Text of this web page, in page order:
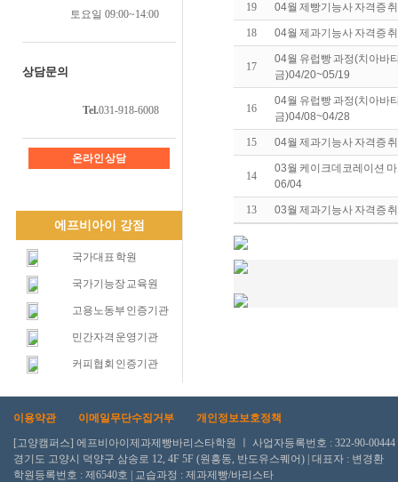
토요일 09:00~14:00
상담문의
Tel.031-918-6008
온라인 상담
에프비아이 강점
국가대표 학원
국가기능장 교육원
고용노동부 인증기관
민간자격 운영기관
커피협회 인증기관
19 04월 제빵기능사 자격증
18 04월 제과기능사 자격증
17
04월 유럽빵 과정(치아바
금)04/20~05/19
16
04월 유럽빵 과정(치아바
금)04/08~04/28
15 04월 제과기능사 자격증
14
03월 케이크데코레이션
06/04
13 03월 제과기능사 자격증
이용약관 이메일무단수집거부
개인정보보호정책
[고양캠퍼스] 에프비아이제과제빵바리스타학원 ㅣ 사업자등록번호 : 322-90-00444
경기도 고양시 덕양구 삼송로 12, 4F 5F (원흥동, 반도유스퀘어) | 대표자 : 변경환
학원등록번호 : 제6540호 | 교습과정 : 제과제빵/바리스타